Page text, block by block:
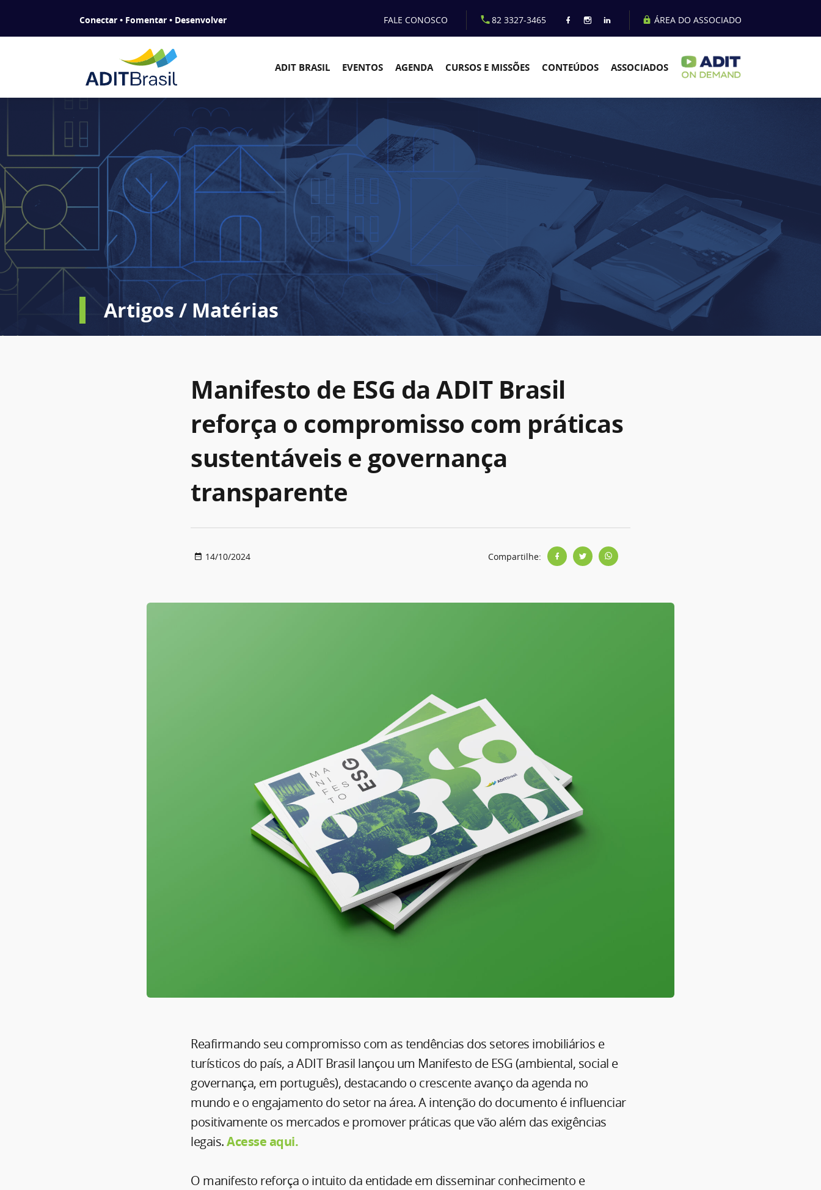
Conectar • Fomentar • Desenvolver FALE CONOSCO 82 3327-3465 ÁREA DO ASSOCIADO
ADIT BRASIL EVENTOS AGENDA CURSOS E MISSÕES CONTEÚDOS ASSOCIADOS
Artigos / Matérias
Manifesto de ESG da ADIT Brasil
reforça o compromisso com práticas
sustentáveis e governança
transparente
14/10/2024 Compartilhe:
Reafirmando seu compromisso com as tendências dos setores imobiliários e
turísticos do país, a ADIT Brasil lançou um Manifesto de ESG (ambiental, social e
governança, em português), destacando o crescente avanço da agenda no
mundo e o engajamento do setor na área. A intenção do documento é influenciar
positivamente os mercados e promover práticas que vão além das exigências
legais.Acesse aqui.
O manifesto reforça o intuito da entidade em disseminar conhecimento e